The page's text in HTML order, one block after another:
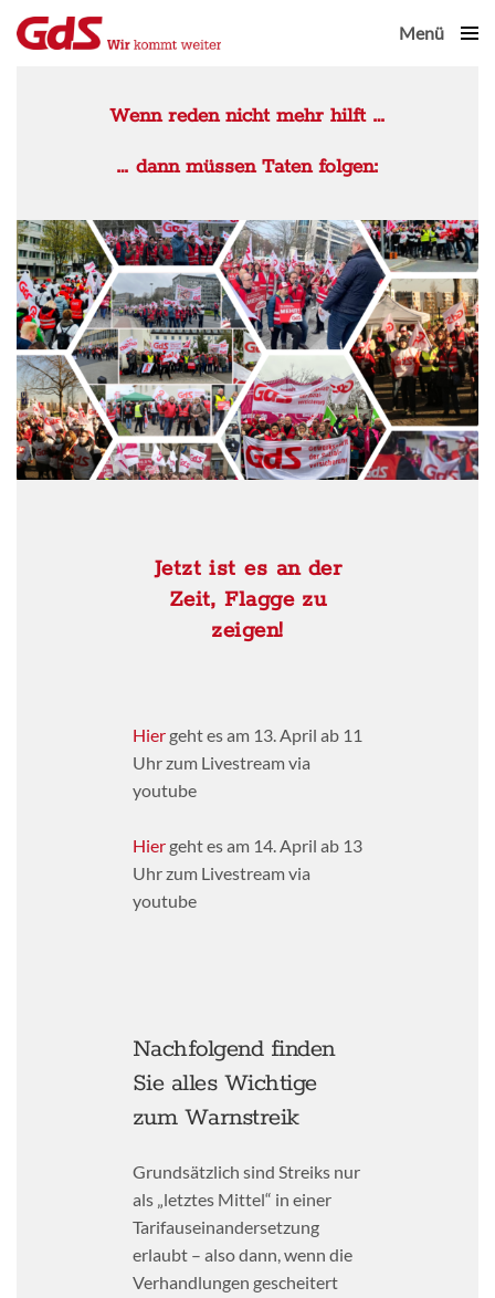
Menü
Wenn reden nicht mehr hilft …
… dann müssen Taten folgen:
Jetzt ist es an der
Zeit, Flagge zu
zeigen!
Hiergeht es am 13. April ab 11
Uhr zum Livestream via
youtube
Hiergeht es am 14. April ab 13
Uhr zum Livestream via
youtube
Nachfolgend finden
Sie alles Wichtige
zum Warnstreik
Grundsätzlich sind Streiks nur
als „letztes Mittel“ in einer
Tarifauseinandersetzung
erlaubt – also dann, wenn die
Verhandlungen gescheitert